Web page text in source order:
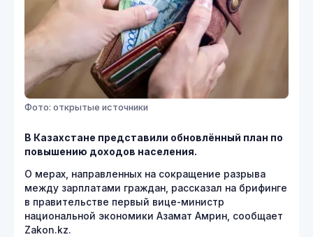
Фото: открытые источники
В Казахстане представили обновлённый план по
повышению доходов населения.
О мерах, направленных на сокращение разрыва
между зарплатами граждан, рассказал на брифинге
в правительстве первый вице-министр
национальной экономики Азамат Амрин, сообщает
Zakon.kz.